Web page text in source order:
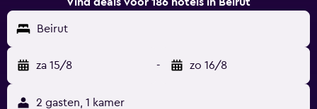
Beirut
za 15/8 - zo 16/8
2 gasten, 1 kamer